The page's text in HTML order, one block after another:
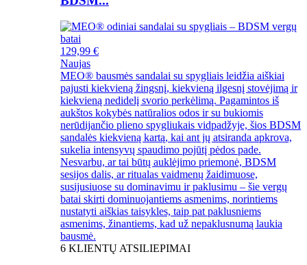
129,99 €
Naujas
MEO® bausmės sandalai su spygliais leidžia aiškiai
pajusti kiekvieną žingsnį, kiekvieną ilgesnį stovėjimą ir
kiekvieną nedidelį svorio perkėlimą. Pagamintos iš
aukštos kokybės natūralios odos ir su bukiomis
nerūdijančio plieno spygliukais vidpadžyje, šios BDSM
sandalės kiekvieną kartą, kai ant jų atsiranda apkrova,
sukelia intensyvų spaudimo pojūtį pėdos pade.
Nesvarbu, ar tai būtų auklėjimo priemonė, BDSM
sesijos dalis, ar ritualas vaidmenų žaidimuose,
susijusiuose su dominavimu ir paklusimu – šie vergų
batai skirti dominuojantiems asmenims, norintiems
nustatyti aiškias taisykles, taip pat paklusniems
asmenims, žinantiems, kad už nepaklusnumą laukia
bausmė.
6 KLIENTŲ ATSILIEPIMAI